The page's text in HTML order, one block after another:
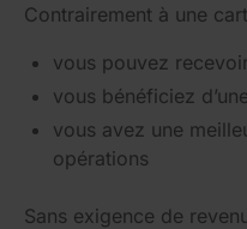
Contrairement à une
vous pouvez
vous bénéficiez d’une
vous avez une
opérations
Sans exigence de